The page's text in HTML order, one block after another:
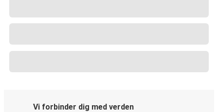
Vi forbinder dig med verden